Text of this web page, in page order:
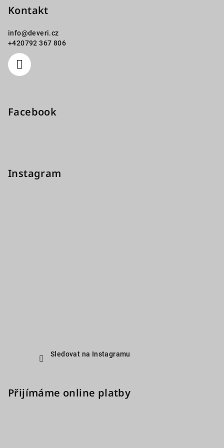
Kontakt
info@deveri.cz
+420792 367 806
Facebook
Instagram
Sledovat na Instagramu
Přijímáme online platby